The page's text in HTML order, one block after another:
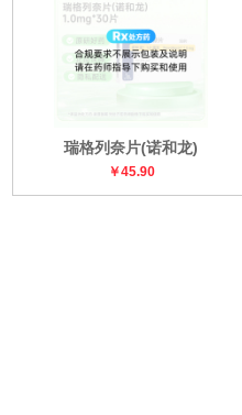
瑞格列奈片(诺和龙)
￥45.90